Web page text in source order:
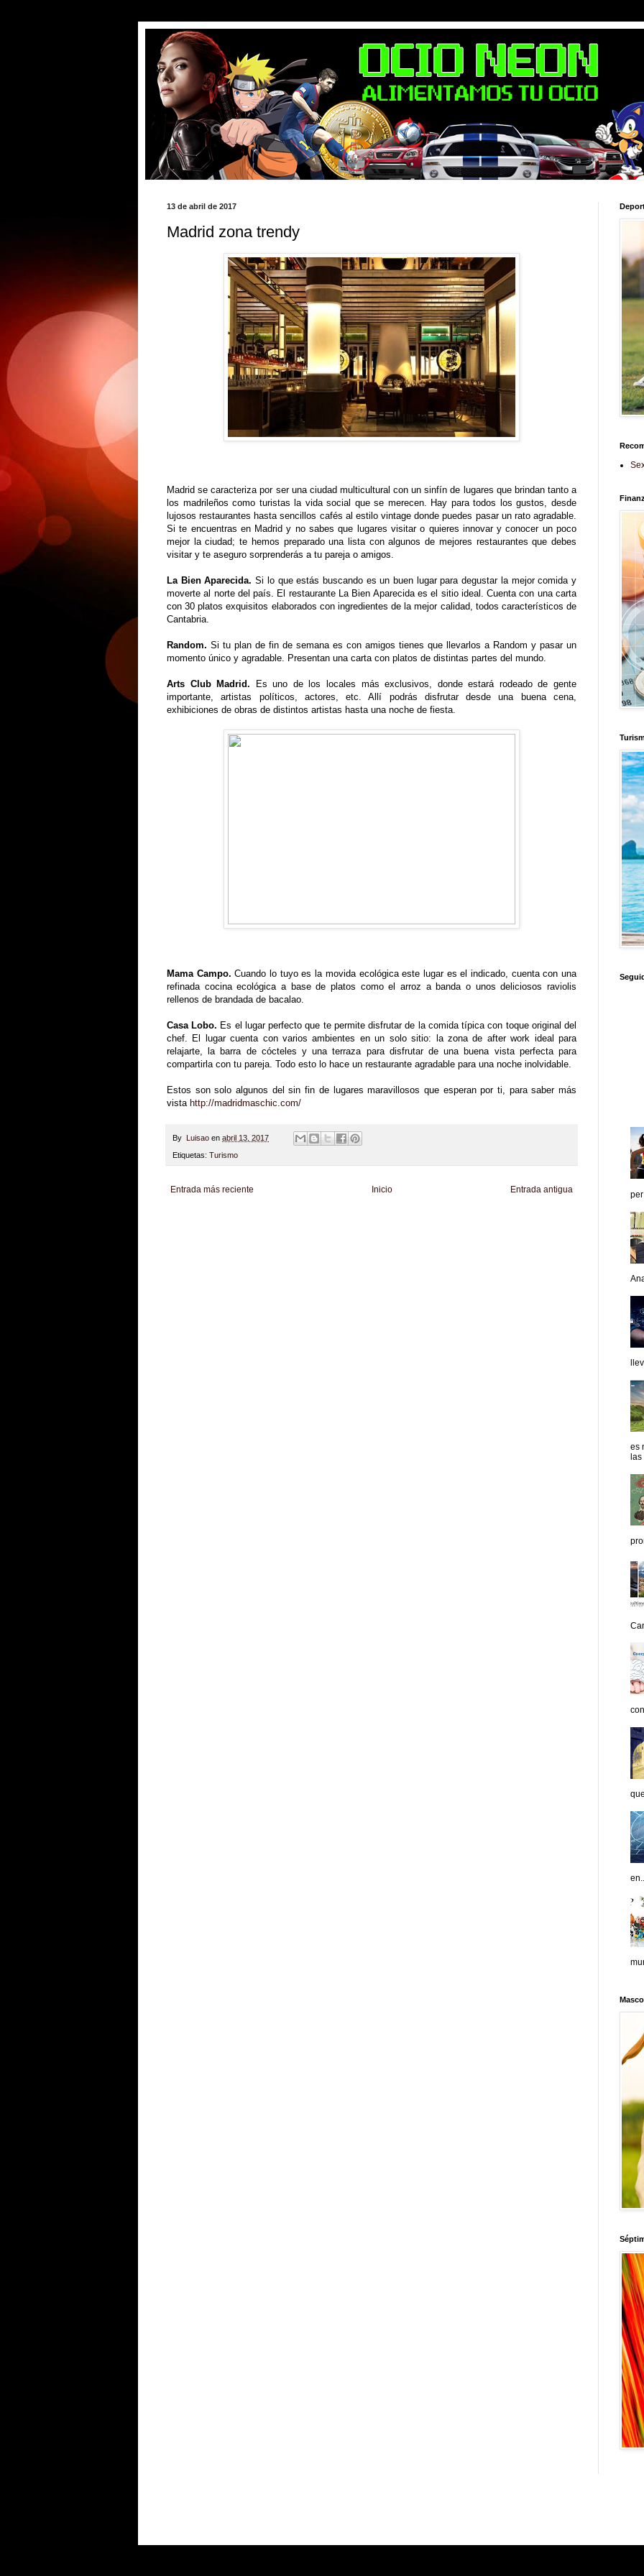
13 de abril de 2017
Madrid zona trendy
Madrid se caracteriza por ser una ciudad multicultural con un sinfín de lugares que brindan tanto a
los madrileños como turistas la vida social que se merecen. Hay para todos los gustos, desde
lujosos restaurantes hasta sencillos cafés al estilo vintage donde puedes pasar un rato agradable.
Si te encuentras en Madrid y no sabes que lugares visitar o quieres innovar y conocer un poco
mejor la ciudad; te hemos preparado una lista con algunos de mejores restaurantes que debes
visitar y te aseguro sorprenderás a tu pareja o amigos.
La Bien Aparecida. Si lo que estás buscando es un buen lugar para degustar la mejor comida y
moverte al norte del país. El restaurante La Bien Aparecida es el sitio ideal. Cuenta con una carta
con 30 platos exquisitos elaborados con ingredientes de la mejor calidad, todos característicos de
Cantabria.
Random. Si tu plan de fin de semana es con amigos tienes que llevarlos a Random y pasar un
momento único y agradable. Presentan una carta con platos de distintas partes del mundo.
Arts Club Madrid. Es uno de los locales más exclusivos, donde estará rodeado de gente
importante, artistas políticos, actores, etc. Allí podrás disfrutar desde una buena cena,
exhibiciones de obras de distintos artistas hasta una noche de fiesta.
Mama Campo. Cuando lo tuyo es la movida ecológica este lugar es el indicado, cuenta con una
refinada cocina ecológica a base de platos como el arroz a banda o unos deliciosos raviolis
rellenos de brandada de bacalao.
Casa Lobo. Es el lugar perfecto que te permite disfrutar de la comida típica con toque original del
chef. El lugar cuenta con varios ambientes en un solo sitio: la zona de after work ideal para
relajarte, la barra de cócteles y una terraza para disfrutar de una buena vista perfecta para
compartirla con tu pareja. Todo esto lo hace un restaurante agradable para una noche inolvidable.
Estos son solo algunos del sin fin de lugares maravillosos que esperan por ti, para saber más
vista http://madridmaschic.com/
By Luisao en abril 13, 2017
Etiquetas: Turismo
Entrada más reciente Entrada antigua
Inicio
es